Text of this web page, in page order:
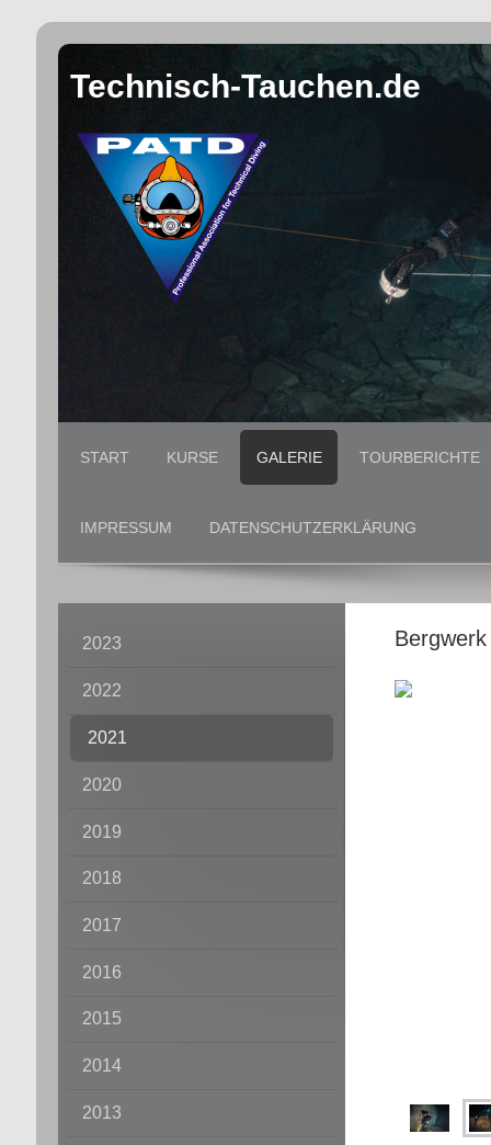
Technisch-Tauchen.de
START KURSE GALERIE TOURBERICHTE
IMPRESSUM DATENSCHUTZERKLÄRUNG
2023
2022
2021
2020
2019
2018
2017
2016
2015
2014
2013